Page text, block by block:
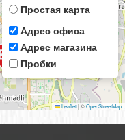
Простая карта
Адрес офиса
Адрес магазина
Пробки
Leaflet|©OpenStreetMap